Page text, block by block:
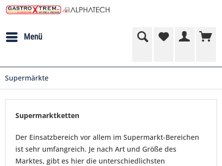
Menü
Supermärkte
Supermarktketten
Der Einsatzbereich vor allem im Supermarkt-Bereichen
ist sehr umfangreich. Je nach Art und Größe des
Marktes, gibt es hier die unterschiedlichsten